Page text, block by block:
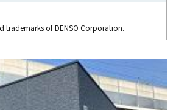
trademarks of DENSO Corporation.